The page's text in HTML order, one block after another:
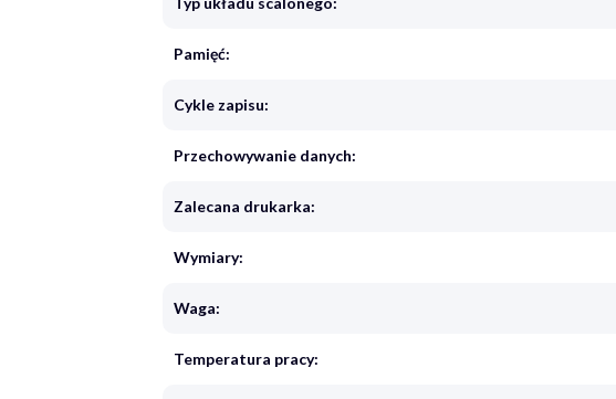
Pamięć:
Cykle zapisu:
Przechowywanie danych:
Zalecana drukarka:
Wymiary:
Waga:
Temperatura pracy: